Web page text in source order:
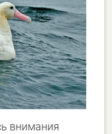
внимания